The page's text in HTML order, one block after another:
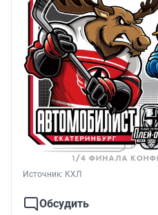
Источник: КХЛ
Обсудить